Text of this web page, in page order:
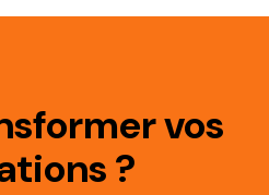
vos
?